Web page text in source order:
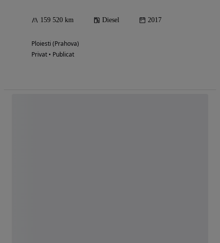
159 520 km Diesel 2017
Ploiesti (Prahova)
Privat • Publicat